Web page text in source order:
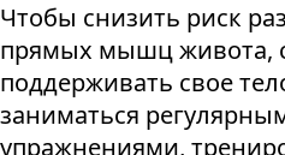
Чтобы снизить риск
прямых мышц живота,
поддерживать свое
заниматься
упражнениями,